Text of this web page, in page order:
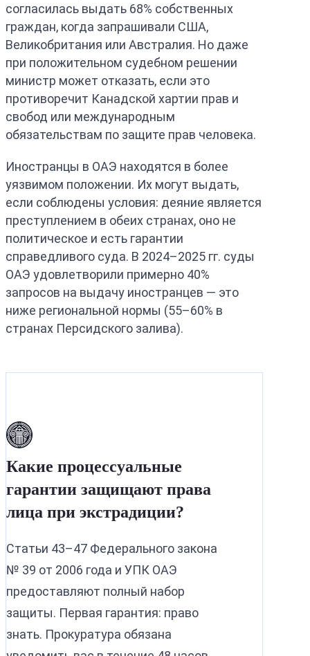
согласилась выдать 68% собственных
граждан, когда запрашивали США,
Великобритания или Австралия. Но даже
при положительном судебном решении
министр может отказать, если это
противоречит Канадской хартии прав и
свобод или международным
обязательствам по защите прав человека.
Иностранцы в ОАЭ находятся в более
уязвимом положении. Их могут выдать,
если соблюдены условия: деяние является
преступлением в обеих странах, оно не
политическое и есть гарантии
справедливого суда. В 2024–2025 гг. суды
ОАЭ удовлетворили примерно 40%
запросов на выдачу иностранцев — это
ниже региональной нормы (55–60% в
странах Персидского залива).
Какие процессуальные
гарантии защищают права
лица при экстрадиции?
Статьи 43–47 Федерального закона
№ 39 от 2006 года и УПК ОАЭ
предоставляют полный набор
защиты. Первая гарантия: право
знать. Прокуратура обязана